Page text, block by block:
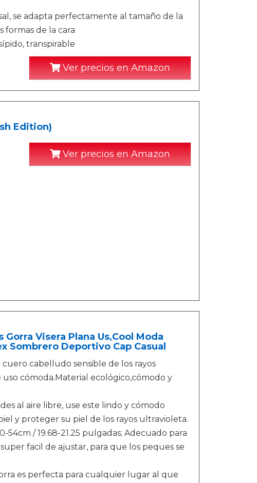
se adapta perfectamente al tamaño de la
formas de la cara
transpirable
Ver precios en Amazon
Edition)
Ver precios en Amazon
Visera Plana Us,Cool Moda
Sombrero Deportivo Cap Casual
cabelludo sensible de los rayos
cómoda.Material ecológico,cómodo y
al aire libre, use este lindo y cómodo
y proteger su piel de los rayos ultravioleta.
54cm / 19.68-21.25 pulgadas; Adecuado para
facil de ajustar, para que los peques se
es perfecta para cualquier lugar al que